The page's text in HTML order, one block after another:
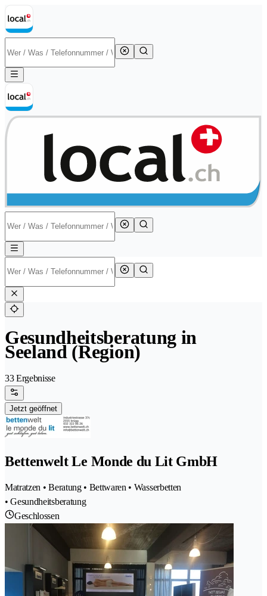
Gesundheitsberatung in
Seeland (Region)
33 Ergebnisse
Jetzt geöffnet
Bettenwelt Le Monde du Lit GmbH
Matratzen • Beratung • Bettwaren • Wasserbetten
• Gesundheitsberatung
Geschlossen